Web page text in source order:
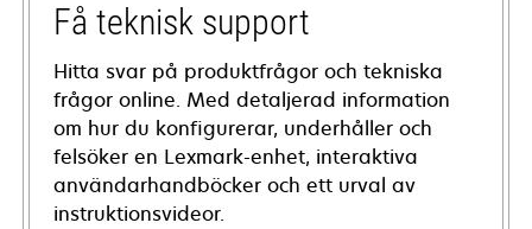
Få teknisk support
Hitta svar på produktfrågor och tekniska
frågor online. Med detaljerad information
om hur du konfigurerar, underhåller och
felsöker en Lexmark-enhet, interaktiva
användarhandböcker och ett urval av
instruktionsvideor.